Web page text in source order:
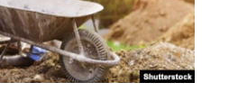
STANDARTLARIMIZ